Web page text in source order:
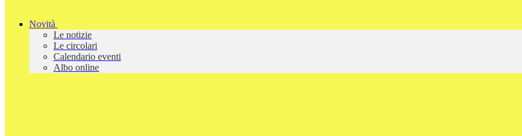
Novità
Le notizie
Le circolari
Calendario eventi
Albo online